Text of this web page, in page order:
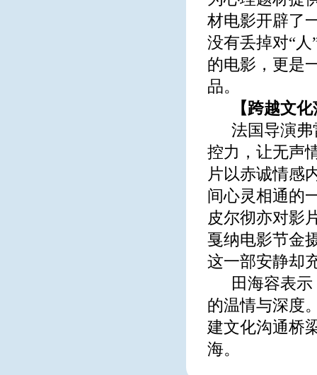
材电影开辟了
没有丢掉对“
的电影，更是
品。
【跨越文
法国导演
控力，让无声
片以赤诚情感
间心灵相通的
皮尔彻亦对影
戛纳电影节金
这一部安静却
田海容表
的温情与深度
建文化沟通桥
海。